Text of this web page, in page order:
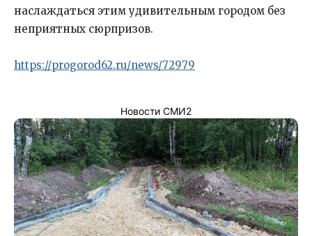
наслаждаться этим удивительным городом без
неприятных сюрпризов.
https://progorod62.ru/news/72979
Новости СМИ2